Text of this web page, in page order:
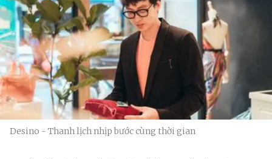
Desino - Thanh lịch nhịp bước cùng thời gian